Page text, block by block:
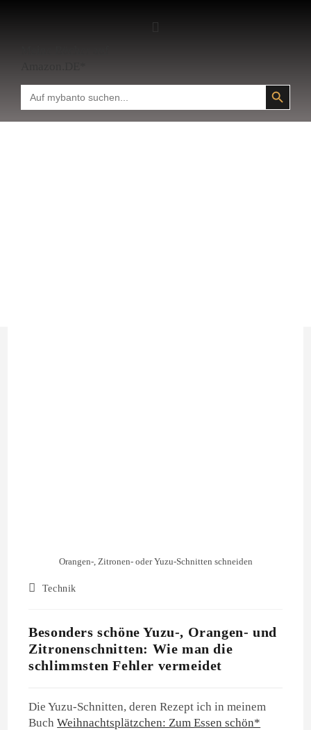
for:
SEARCH BUTTON
Orangen-, Zitronen- oder Yuzu-Schnitten schneiden
Technik
Besonders schöne Yuzu-, Orangen- und
Zitronenschnitten: Wie man die
schlimmsten Fehler vermeidet
Die Yuzu-Schnitten, deren Rezept ich in meinem
BuchWeihnachtsplätzchen: Zum Essen schön*